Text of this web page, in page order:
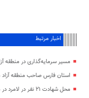
اخبار مرتبط
مسیر سرمایه‌گذاری در
استان فارس صاحب منطقه
محل شهادت ۲۱ نفر در لامرد در مسیر ثبت ملی قرار گرفت